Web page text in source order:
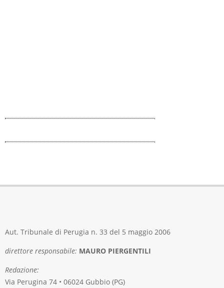
Aut. Tribunale di Perugia n. 33 del 5 maggio 2006
direttore responsabile: MAURO PIERGENTILI
Redazione:
Via Perugina 74 • 06024 Gubbio (PG)